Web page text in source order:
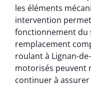
les éléments
intervention
fonctionnement du
remplacement
roulant à Lignan-
motorisés peuvent
continuer à